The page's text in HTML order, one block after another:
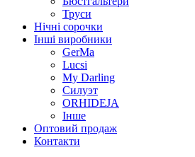
Труси
Нічні сорочки
Інші виробники
GerMa
Lucsi
My Darling
Силуэт
ORHIDEJA
Інше
Оптовий продаж
Контакти